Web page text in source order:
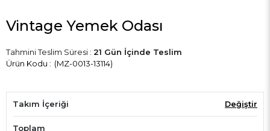
Vintage Yemek Odası
Tahmini Teslim Süresi : 21 Gün İçinde Teslim
(MZ-0013-13114)
Takım İçeriği Değiştir
Toplam